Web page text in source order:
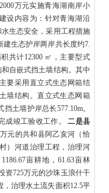
2000万元实施青海湖南岸小
设内容为：针对青海湖沿
生态安全，采用工程措施
生态护岸两岸共长度约7.
共计12300 ㎡，主要型式
自嵌式挡土墙结构。其中
要采用直立式生态网箱结
墙结构。直立式生态网箱
土墙护岸总长577.10m。
成竣工验收工作。二是县
万元的共和县阿乙亥河（恰
）河道治理工程，治理河
亩耕地，61.63亩林
资725万元的沙珠玉浪什干
治理水土流失面积12.5平